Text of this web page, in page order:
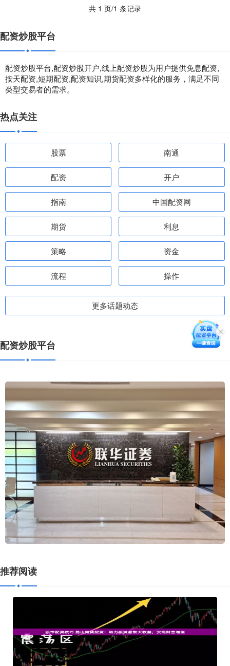
共 1 页/1 条记录
配资炒股平台
配资炒股平台,配资炒股开户,线上配资炒股为用户提供免息配资,
按天配资,短期配资,配资知识,期货配资多样化的服务，满足不同
类型交易者的需求。
热点关注
股票 南通
配资 开户
指南 中国配资网
期货 利息
策略 资金
流程 操作
更多话题动态
配资炒股平台
推荐阅读